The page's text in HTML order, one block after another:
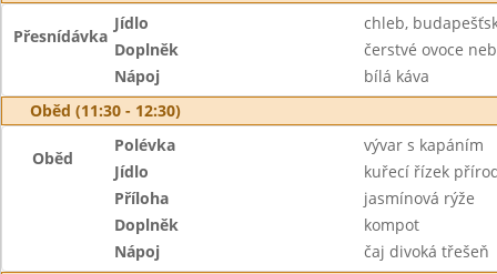
Přesnídávka
Jídlo
chleb,
Doplněk
čerstvé ovoce
Nápoj
bílá káva
Oběd (11:30 - 12:30)
Oběd
Polévka
vývar s kapáním
Jídlo
kuřecí řízek
Příloha
jasmínová rýže
Doplněk
kompot
Nápoj
čaj divoká třešeň